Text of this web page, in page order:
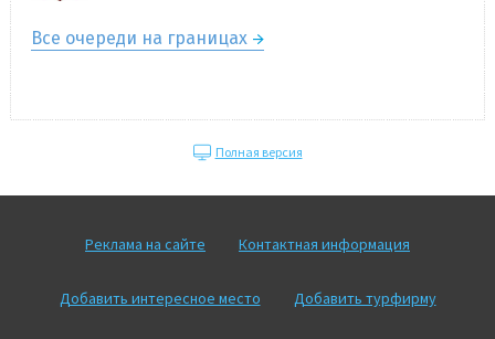
Все очереди на границах
Полная версия
Реклама на сайте Контактная информация
Добавить интересное место Добавить турфирму